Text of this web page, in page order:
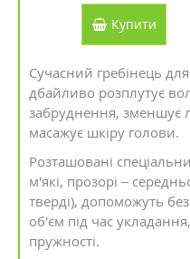
Купити
Сучасний гребінець
дбайливо розплутує
забруднення, зменшує
масажує шкіру голови.
Розташовані
м'які, прозорі –
тверді), допоможуть
об'єм під час
пружності.